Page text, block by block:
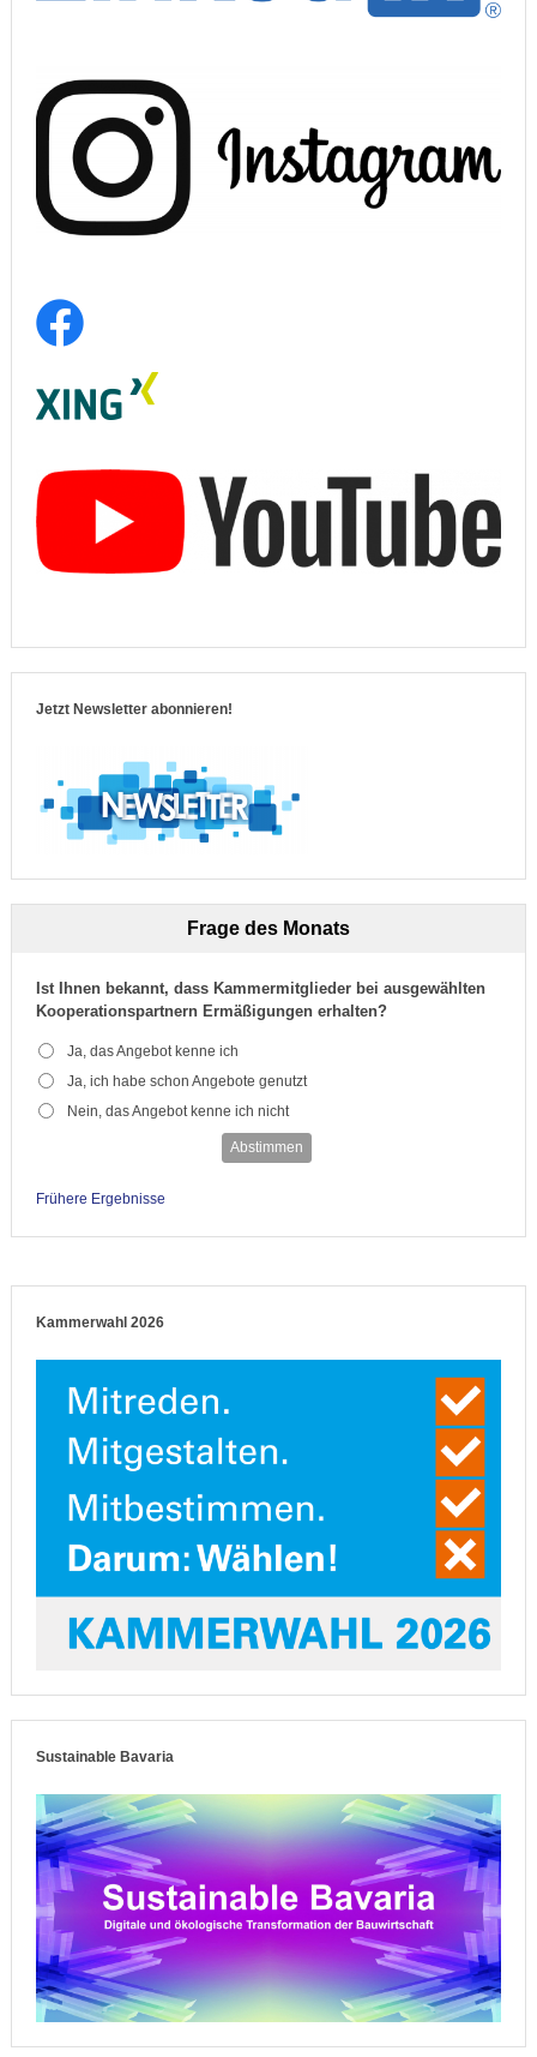
Jetzt Newsletter abonnieren!
Frage des Monats
Ist Ihnen bekannt, dass Kammermitglieder bei ausgewählten
Kooperationspartnern Ermäßigungen erhalten?
Ja, das Angebot kenne ich
Ja, ich habe schon Angebote genutzt
Nein, das Angebot kenne ich nicht
Abstimmen
Frühere Ergebnisse
Kammerwahl 2026
Sustainable Bavaria